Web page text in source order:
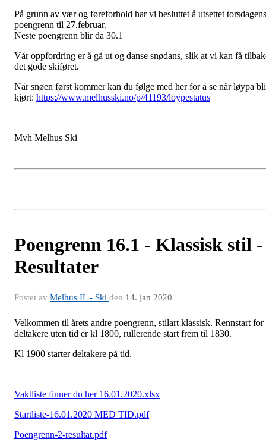
På grunn av vær og føreforhold har vi besluttet å utsettet torsdagens
poengrenn til 27.februar.
Neste poengrenn blir da 30.1
Vår oppfordring er å gå ut og danse snødans, slik at vi kan få
det gode skiføret.
Når snøen først kommer kan du følge med her for å se når løypa
kjørt: https://www.melhusski.no/p/41193/loypestatus
Mvh Melhus Ski
Poengrenn 16.1 - Klassisk stil -
Resultater
Postet av Melhus IL - Ski den 14. jan 2020
Velkommen til årets andre poengrenn, stilart klassisk. Rennstart for
deltakere uten tid er kl 1800, rullerende start frem til 1830.
Kl 1900 starter deltakere på tid.
Vaktliste finner du her 16.01.2020.xlsx
Startliste-16.01.2020 MED TID.pdf
Poengrenn-2-resultat.pdf